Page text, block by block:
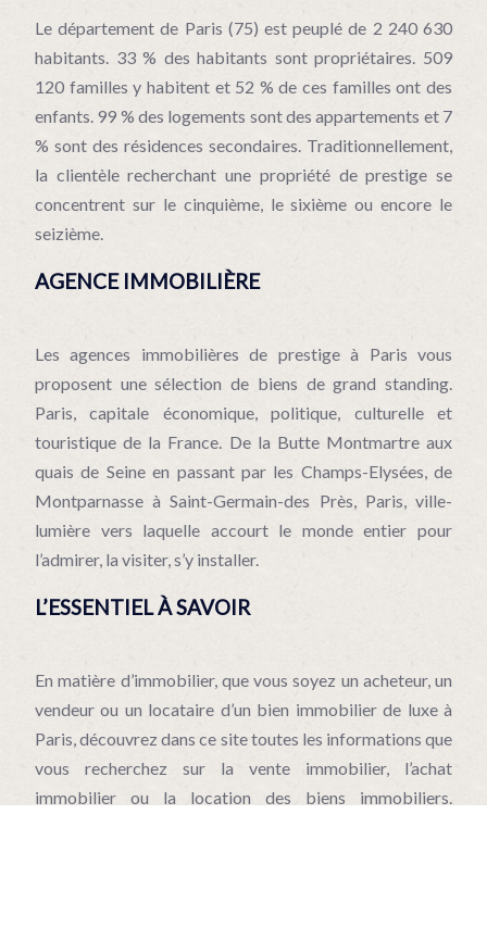
Le département de Paris (75) est peuplé de 2 240 630
habitants. 33 % des habitants sont propriétaires. 509
120 familles y habitent et 52 % de ces familles ont des
enfants. 99 % des logements sont des appartements et 7
% sont des résidences secondaires. Traditionnellement,
la clientèle recherchant une propriété de prestige se
concentrent sur le cinquième, le sixième ou encore le
seizième.
AGENCE IMMOBILIÈRE
Les agences immobilières de prestige à Paris vous
proposent une sélection de biens de grand standing.
Paris, capitale économique, politique, culturelle et
touristique de la France. De la Butte Montmartre aux
quais de Seine en passant par les Champs-Elysées, de
Montparnasse à Saint-Germain-des Près, Paris, ville-
lumière vers laquelle accourt le monde entier pour
l’admirer, la visiter, s’y installer.
L’ESSENTIEL À SAVOIR
En matière d’immobilier, que vous soyez un acheteur, un
vendeur ou un locataire d’un bien immobilier de luxe à
Paris, découvrez dans ce site toutes les informations que
vous recherchez sur la vente immobilier, l’achat
immobilier ou la location des biens immobiliers.